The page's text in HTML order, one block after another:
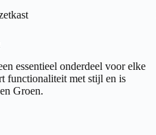
essentieel onderdeel voor elke
functionaliteit met stijl en is
Groen.